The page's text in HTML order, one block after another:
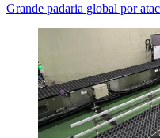
Grande padaria global por